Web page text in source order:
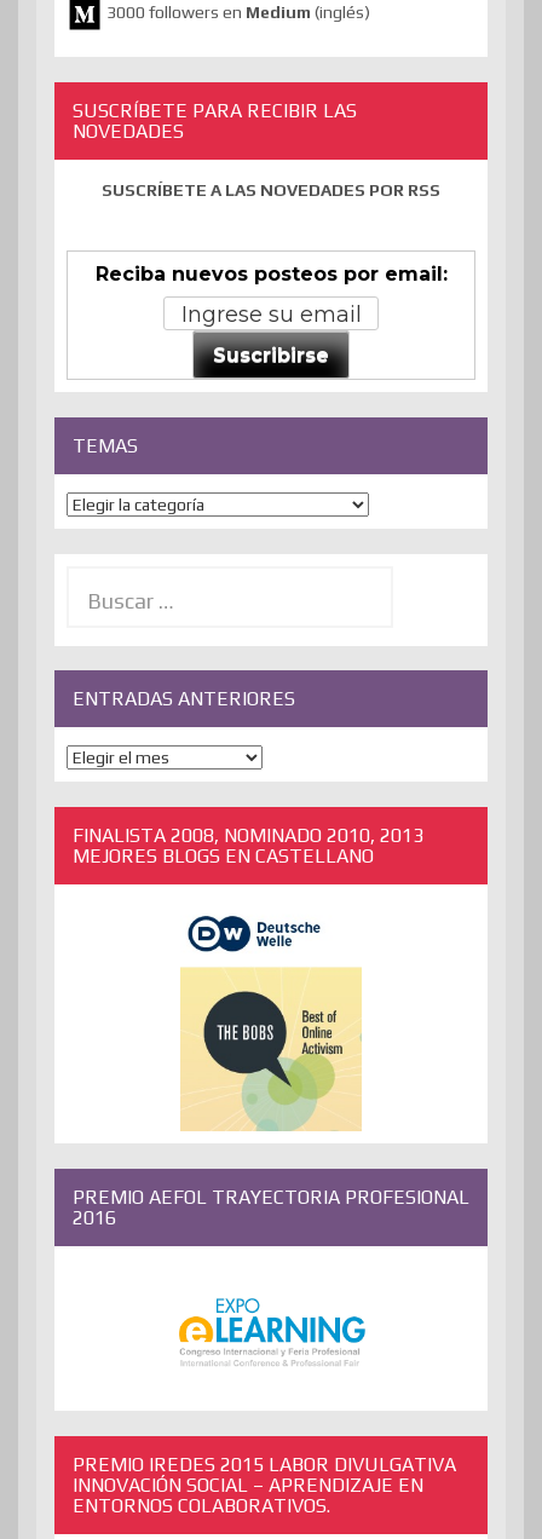
3000 followers en Medium (inglés)
SUSCRÍBETE PARA RECIBIR LAS
NOVEDADES
SUSCRÍBETE A LAS NOVEDADES POR RSS
Reciba nuevos posteos por email:
Suscribirse
TEMAS
Temas
ENTRADAS ANTERIORES
ENTRADAS
ANTERIORES
FINALISTA 2008, NOMINADO 2010, 2013
MEJORES BLOGS EN CASTELLANO
PREMIO AEFOL TRAYECTORIA PROFESIONAL
2016
PREMIO IREDES 2015 LABOR DIVULGATIVA
INNOVACIÓN SOCIAL – APRENDIZAJE EN
ENTORNOS COLABORATIVOS.